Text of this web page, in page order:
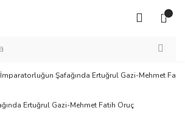
İmparatorluğun Şafağında Ertuğrul Gazi-Mehmet